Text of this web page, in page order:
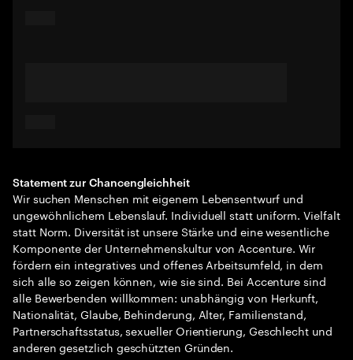
Statement zur Chancengleichheit
Wir suchen Menschen mit eigenem Lebensentwurf und
ungewöhnlichem Lebenslauf. Individuell statt uniform. Vielfalt
statt Norm. Diversität ist unsere Stärke und eine wesentliche
Komponente der Unternehmenskultur von Accenture. Wir
fördern ein integratives und offenes Arbeitsumfeld, in dem
sich alle so zeigen können, wie sie sind. Bei Accenture sind
alle Bewerbenden willkommen: unabhängig von Herkunft,
Nationalität, Glaube, Behinderung, Alter, Familienstand,
Partnerschaftsstatus, sexueller Orientierung, Geschlecht und
anderen gesetzlich geschützten Gründen.